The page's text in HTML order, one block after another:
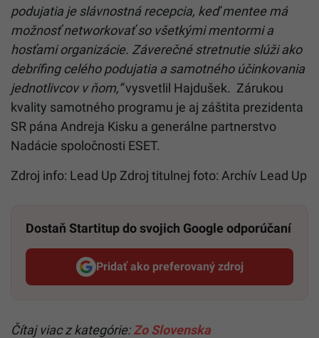
podujatia je slávnostná recepcia, keď mentee má
možnosť networkovať so všetkými mentormi a
hosťami organizácie. Záverečné stretnutie slúži ako
debrífing celého podujatia a samotného účinkovania
jednotlivcov v ňom,”vysvetlil Hajdušek. Zárukou
kvality samotného programu je aj záštita prezidenta
SR pána Andreja Kisku a generálne partnerstvo
Nadácie spoločnosti ESET.
Zdroj info: Lead Up Zdroj titulnej foto: Archív Lead Up
Dostaň Startitup do svojich Google odporúčaní
Pridať ako preferovaný zdroj
Startitup, odkaz sa otvorí v
Čítaj viac z kategórie:Zo Slovenska